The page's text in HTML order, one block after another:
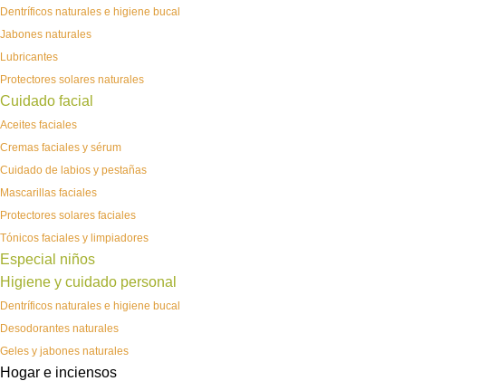
Dentríficos naturales e higiene bucal
Jabones naturales
Lubricantes
Protectores solares naturales
Cuidado facial
Aceites faciales
Cremas faciales y sérum
Cuidado de labios y pestañas
Mascarillas faciales
Protectores solares faciales
Tónicos faciales y limpiadores
Especial niños
Higiene y cuidado personal
Dentríficos naturales e higiene bucal
Desodorantes naturales
Geles y jabones naturales
Hogar e inciensos